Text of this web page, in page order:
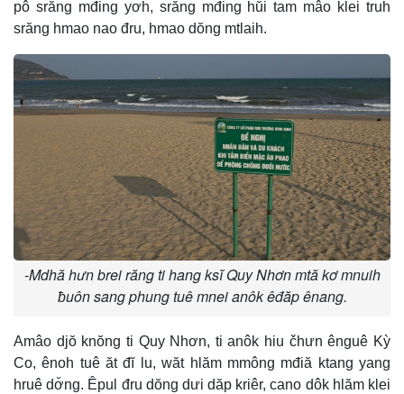
pô srăng mđing yơh, srăng mđing hŭi tam mâo klei truh
srăng hmao nao đru, hmao dŏng mtlaih.
-Mdhă hưn brei răng ti hang ksĭ Quy Nhơn mtă kơ mnuih
ƀuôn sang phung tuê mnei anôk êđăp ênang.
Amâo djŏ knŏng ti Quy Nhơn, ti anôk hiu čhưn ênguê Kỳ
Co, ênoh tuê ăt đĭ lu, wăt hlăm mmông mđiă ktang yang
hruê dơ̆ng. Êpul đru dŏng dưi dăp kriêr, cano dôk hlăm klei